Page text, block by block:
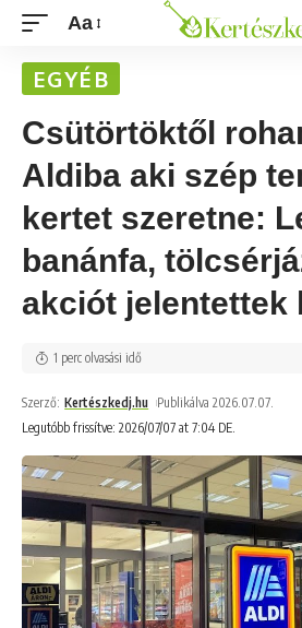
Aa
EGYÉB
Csütörtöktől
Aldiba aki szép
kertet szeretne:
banánfa,
akciót jelentettek
Legutóbb frissítve: 2026/07/07 at 7:04 DE.
Szerző: Kertészkedj.hu Publikálva 2026.07.07.
1 perc olvasási idő